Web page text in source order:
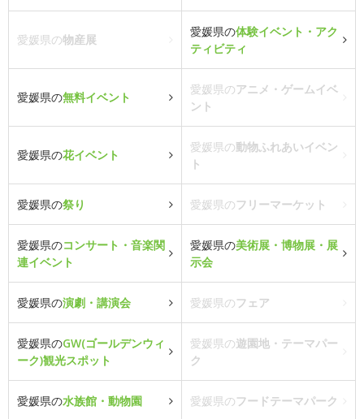
愛媛県の物産展
愛媛県の体験イベント・アク
ティビティ
愛媛県の無料イベント
愛媛県のアニメ・ゲームイベ
ント
愛媛県の花イベント
愛媛県の動物ふれあいイベン
ト
愛媛県の祭り 愛媛県のフリーマーケット
愛媛県のコンサート・音楽関
連イベント
愛媛県の美術展・博物展・展
示会
愛媛県の演劇・講演会 愛媛県のフェア
愛媛県のGW(ゴールデンウィ
ーク)観光スポット
愛媛県の遊園地・テーマパー
ク
愛媛県の水族館・動物園 愛媛県のフードテーマパーク